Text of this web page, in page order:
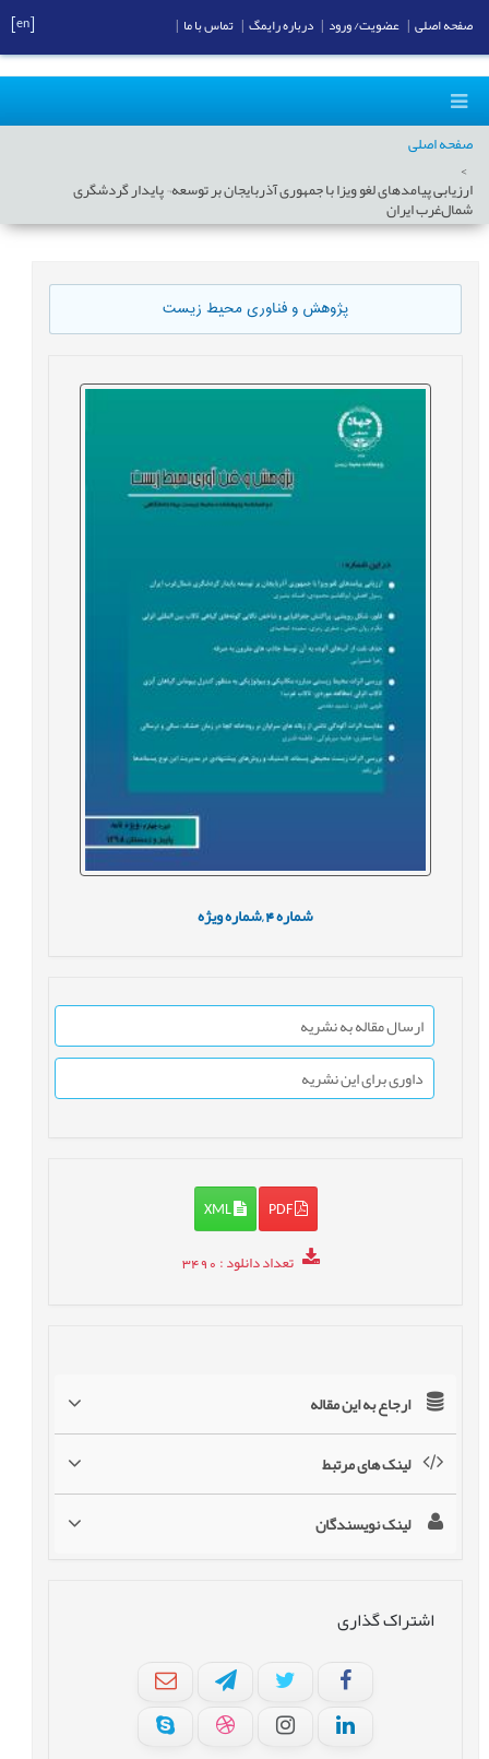
صفحه اصلی
ارزیابی پیامدهای لغو ویزا با جمهوری آذربایجان بر توسعه¬ پایدار گردشگری
شمال‌غرب ایران
پژوهش و فناوری محیط زیست
شماره4 , شماره ویژه
ارسال مقاله به نشریه
داوری برای این نشریه
PDF
XML
تعداد دانلود: 3490
ارجاع به این مقاله
لینک های مرتبط
لینک نویسندگان
اشتراک گذاری
صفحه اصلی عضویت/ ورود درباره رایمگ تماس با ما